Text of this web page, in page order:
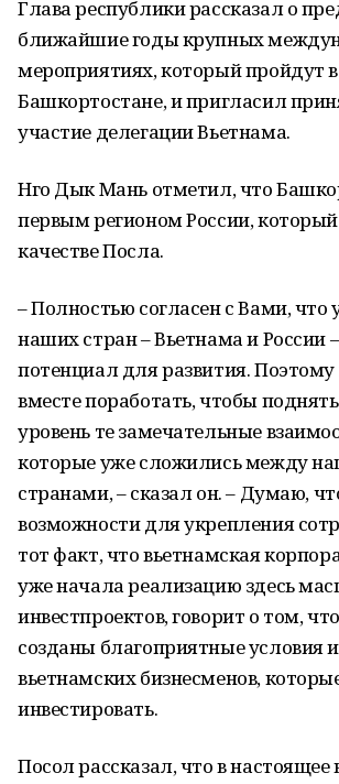
Глава республики рассказал о
ближайшие годы крупных
мероприятиях, который пройдут в
Башкортостане, и пригласил
участие делегации Вьетнама.
Нго Дык Мань отметил, что
первым регионом России,
качестве Посла.
– Полностью согласен с Вами, что
наших стран – Вьетнама и России
потенциал для развития.
вместе поработать, чтобы
уровень те замечательные
которые уже сложились между
странами, – сказал он. – Думаю,
возможности для укрепления
тот факт, что вьетнамская
уже начала реализацию здесь
инвестпроектов, говорит о том,
созданы благоприятные условия
вьетнамских бизнесменов,
инвестировать.
Посол рассказал, что в настоящее